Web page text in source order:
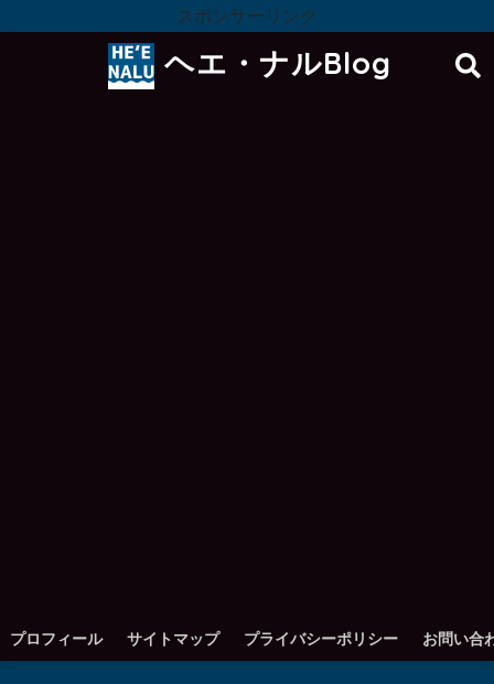
スポンサーリンク
ヘエ・ナルBlog
プロフィール サイトマップ プライバシーポリシー お問い合